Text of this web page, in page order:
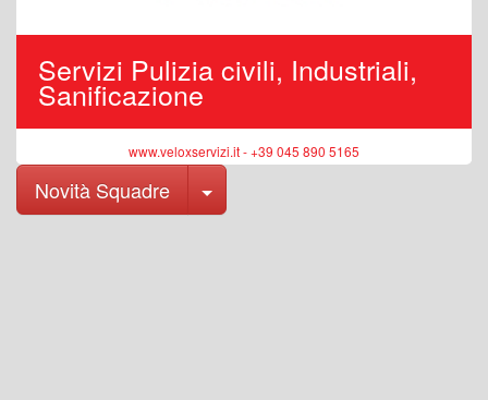
Servizi Pulizia civili, Industriali,
Sanificazione
www.veloxservizi.it - +39 045 890 5165
Novità Squadre Toggle Dropdown